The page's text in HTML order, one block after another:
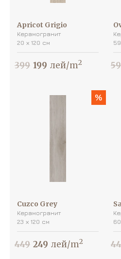
Apricot Grigio
Керамогранит
20 х 120 см
399 199 лей/m2
%
Cuzco Grey
Керамогранит
23 х 120 см
449 249 лей/m2